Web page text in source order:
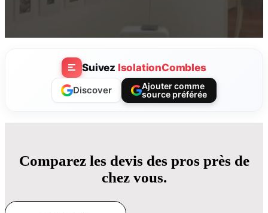
Suivez IsolationCombles
Discover
Ajouter comme
source préférée
Comparez les devis des pros près de
chez vous.